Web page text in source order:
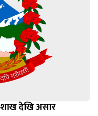
देखि असार